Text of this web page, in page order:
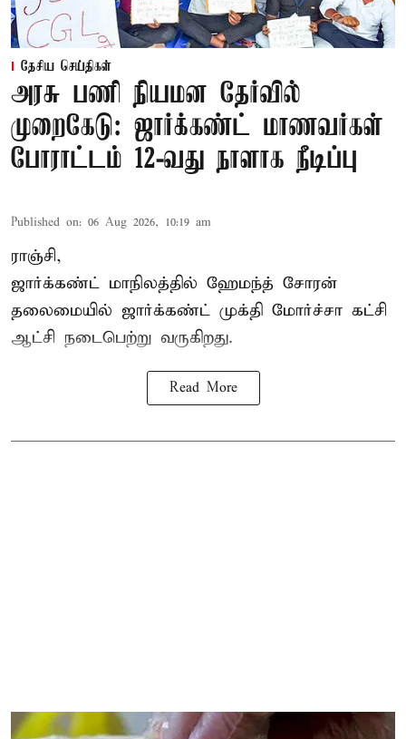
தேசிய செய்திகள்
அரசு பணி நியமன தேர்வில்
முறைகேடு: ஜார்க்கண்ட் மாணவர்கள்
போராட்டம் 12-வது நாளாக நீடிப்பு
Published on: 06 Aug 2026, 10:19 am
ராஞ்சி,
ஜார்க்கண்ட் மாநிலத்தில் ஹேமந்த் சோரன்
தலைமையில் ஜார்க்கண்ட் முக்தி மோர்ச்சா கட்சி
ஆட்சி நடைபெற்று வருகிறது.
Read More